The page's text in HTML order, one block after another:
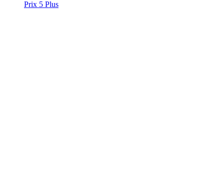
Prix 5 Plus